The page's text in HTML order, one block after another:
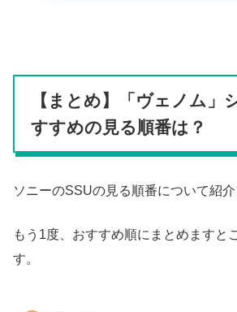
【まとめ】「ヴェノム」
すすめの見る順番は？
ソニーのSSUの見る順番について紹介
もう1度、おすすめ順にまとめますと
す。